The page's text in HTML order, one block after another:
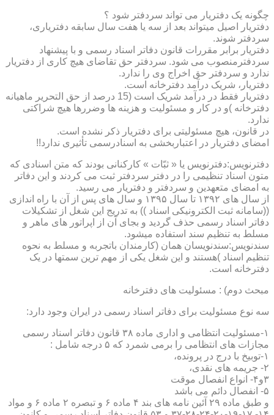
چگونه یک دفتریار می تواند سردفتر شود ؟
دفتریار اصیل میتواند بعد از سه یا هفت سال سابقه دفتریاری،
سردفتر شوند.
دفتریار برابر مقررات قانون دفاتر اسناد رسمی و با پیشنهاد
سردفترمنصوب می شود. سردفتر حق تقاضای هیچ کاری از دفتریار
ندارد و سردفتر حق اخراج وی را ندارد.
دفتریار، شریک درآمد دفترخانه است.
دفتریار فقط در درآمد شریک است (15 درصد از حق التحریر ماهیانه
دفترخانه )و در کار و مسئولیت و هزینه ها وضررها هیچ شراکتی
ندارد.
در قانون، هیچ مسئولیتی برای دفتریار ذکر نشده است.
امضای دفتریار در اعتباربخشی به اسنادرسمی تأثیری ندارد!!
دفترنویس:دفترنویس یا « ثبّات » کارکنانی بودند که متن اسنادی که
متون اسناد تنظیمی را در دفتر سردفتر ثبت می کردند و این دفاتر
به امضای متعهدین و سردفتر و دفتریار می رسید.
از سال های ۱۳۹۲ تا سال ۱۳۹۵ و سال های پس از آن با راه اندازی
((سامانه ثبت الکترونیکی اسناد )) به تدریج این شغل از تشکیلات
دفاتر اسناد رسمی حذف گردید و بجای آن از اپراتور های ماهر و
مسلط به تنظیم سند استفاده میشود.
سندنویس:سندنویسان همان (کارمندان باتجربه و مسلط به نحوه
تنظیم اسناد )هستند و این شغل یکی از مهم ترین سمتها در یک
دفترخانه است.
مبحث دوم) : مسئولیت های دفترخانه
سه نوع مسئولیت برای دفاتر اسناد رسمی در ایران وجود دارد:
۱-مسئولیت انتظامی و اداری ماده ۳۸ قانون دفاتر اسناد رسمی
مجازات های انتظامی را برمی شمرد که ۵ درجه شامل :
۱-توبیخ با درج در پرونده،
۲- جریمه های نقدی،
۳و۴- انواع انفصال موقت
۵- انفصال دائم می باشد
و طبق ماده ۲۹ آئین نامه های بند ۴ ماده ۶ و تبصره ۲ ماده ۶ و مواد